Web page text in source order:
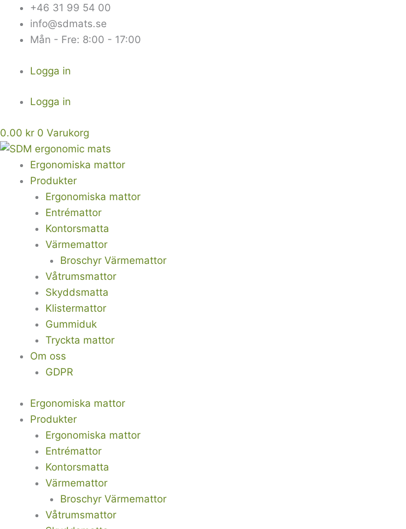
Hoppa
innehåll
+46 31 99 54 00
info@sdmats.se
Mån - Fre: 8:00 - 17:00
Logga in
Logga in
0.00 kr 0 Varukorg
Ergonomiska mattor
Produkter
Ergonomiska mattor
Entrémattor
Kontorsmatta
Värmemattor
Broschyr Värmemattor
Våtrumsmattor
Skyddsmatta
Klistermattor
Gummiduk
Tryckta mattor
Om oss
GDPR
Ergonomiska mattor
Produkter
Ergonomiska mattor
Entrémattor
Kontorsmatta
Värmemattor
Broschyr Värmemattor
Våtrumsmattor